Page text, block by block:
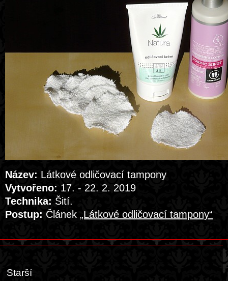
Název: Látkové odličovací tampony
Vytvořeno: 17. - 22. 2. 2019
Technika: Šití.
Postup: Článek „Látkové odličovací tampony“
Starší